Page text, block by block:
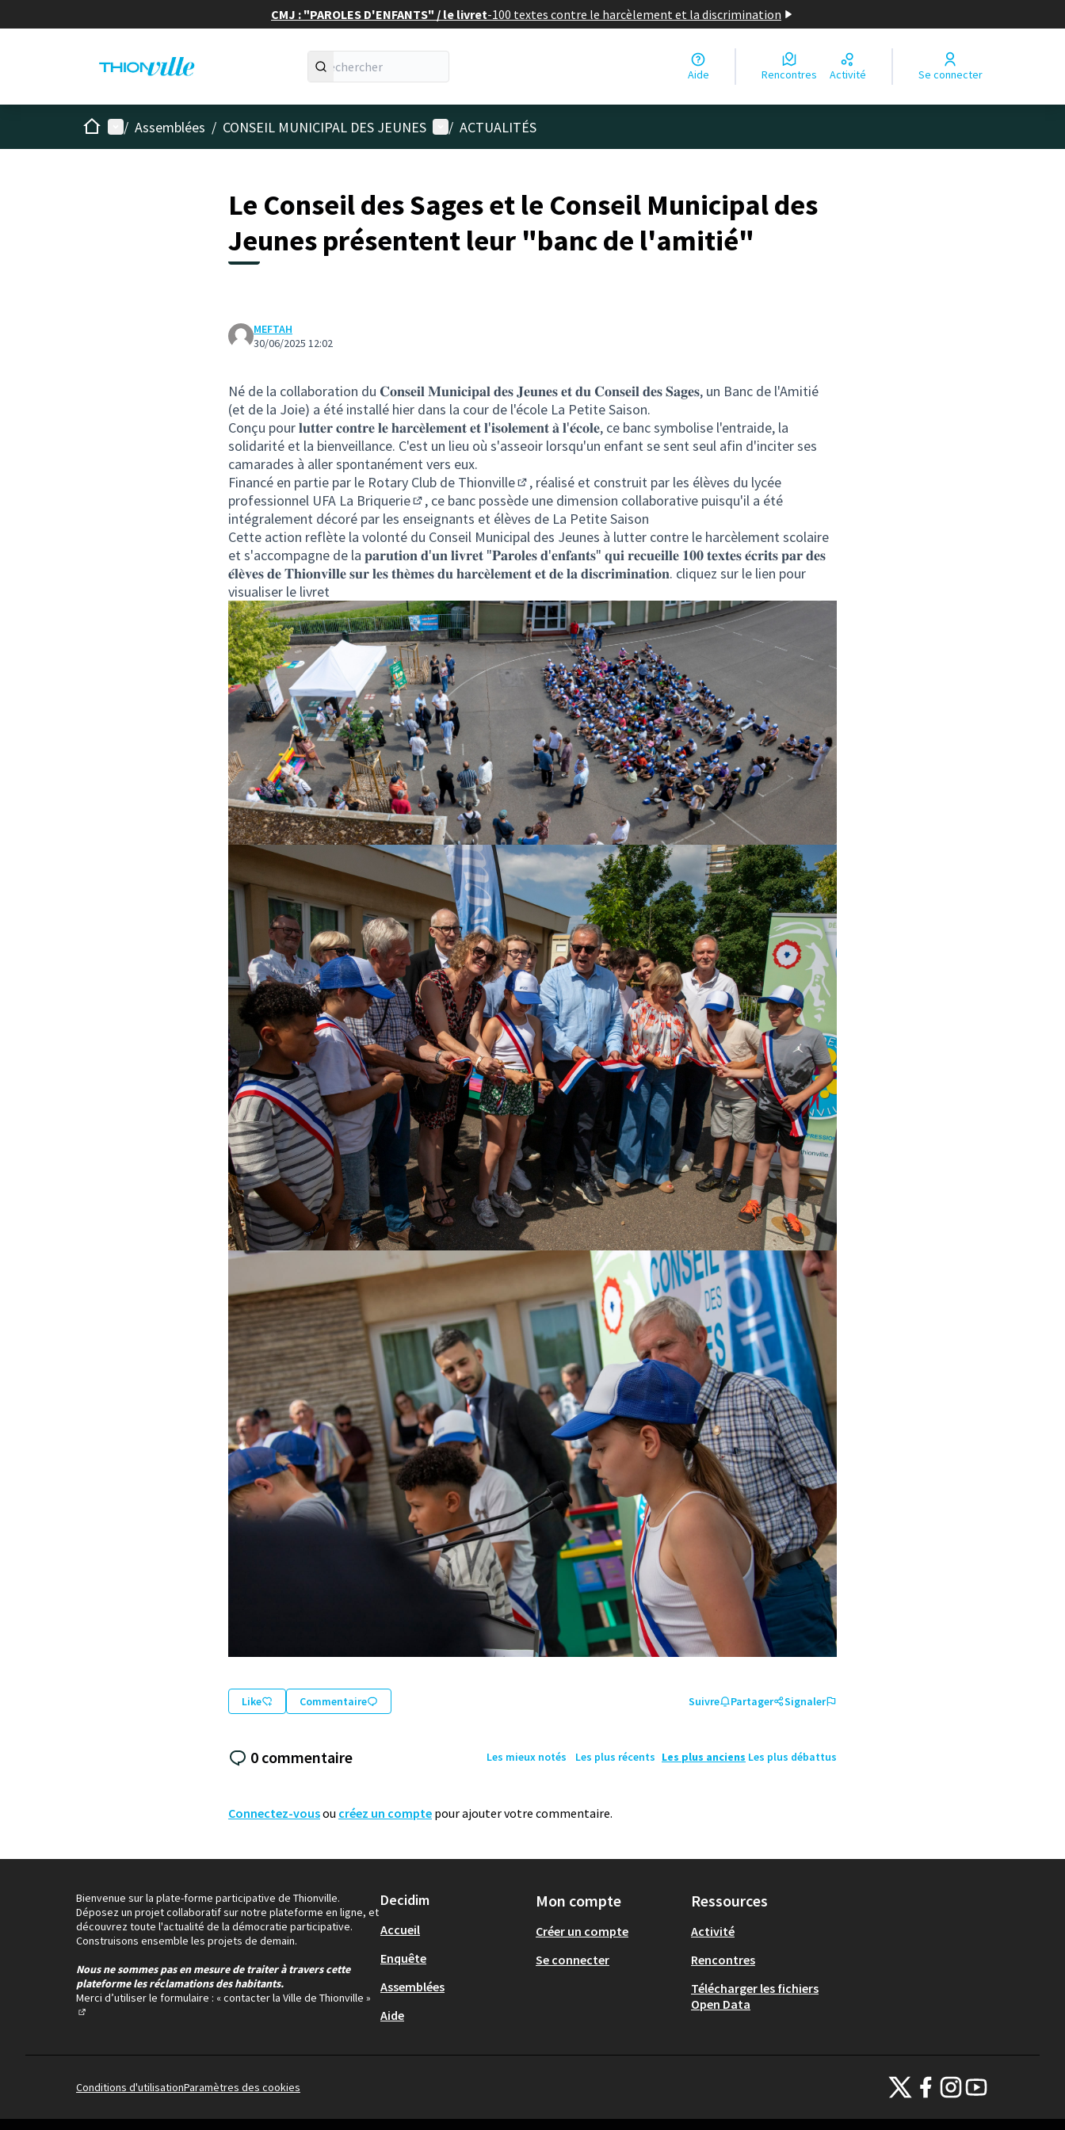
CMJ : "PAROLES D'ENFANTS" / le livret-100 textes contre le harcèlement et la discrimination
Aide Rencontres Activité Se connecter
AccueilMenu principal
/ Assemblées / CONSEIL MUNICIPAL DES JEUNES Menu utilisateur
/ ACTUALITÉS
Le Conseil des Sages et le Conseil Municipal des
Jeunes présentent leur "banc de l'amitié"
MEFTAH
30/06/2025 12:02
Né de la collaboration du 𝐂𝐨𝐧𝐬𝐞𝐢𝐥 𝐌𝐮𝐧𝐢𝐜𝐢𝐩𝐚𝐥 𝐝𝐞𝐬 𝐉𝐞𝐮𝐧𝐞𝐬 𝐞𝐭 𝐝𝐮 𝐂𝐨𝐧𝐬𝐞𝐢𝐥 𝐝𝐞𝐬 𝐒𝐚𝐠𝐞𝐬, un Banc de l'Amitié
(et de la Joie) a été installé hier dans la cour de l'école La Petite Saison.
Conçu pour 𝐥𝐮𝐭𝐭𝐞𝐫 𝐜𝐨𝐧𝐭𝐫𝐞 𝐥𝐞 𝐡𝐚𝐫𝐜𝐞̀𝐥𝐞𝐦𝐞𝐧𝐭 𝐞𝐭 𝐥'𝐢𝐬𝐨𝐥𝐞𝐦𝐞𝐧𝐭 𝐚̀ 𝐥'𝐞́𝐜𝐨𝐥𝐞, ce banc symbolise l'entraide, la
solidarité et la bienveillance. C'est un lieu où s'asseoir lorsqu'un enfant se sent seul afin d'inciter ses
camarades à aller spontanément vers eux.
Financé en partie par le Rotary Club de Thionville
(Lien externe)
, réalisé et construit par les élèves du lycée
professionnel UFA La Briquerie
(Lien externe)
, ce banc possède une dimension collaborative puisqu'il a été
intégralement décoré par les enseignants et élèves de La Petite Saison
Cette action reflète la volonté du Conseil Municipal des Jeunes à lutter contre le harcèlement scolaire
et s'accompagne de la 𝐩𝐚𝐫𝐮𝐭𝐢𝐨𝐧 𝐝'𝐮𝐧 𝐥𝐢𝐯𝐫𝐞𝐭 "𝐏𝐚𝐫𝐨𝐥𝐞𝐬 𝐝'𝐞𝐧𝐟𝐚𝐧𝐭𝐬" 𝐪𝐮𝐢 𝐫𝐞𝐜𝐮𝐞𝐢𝐥𝐥𝐞 𝟏𝟎𝟎 𝐭𝐞𝐱𝐭𝐞𝐬 𝐞́𝐜𝐫𝐢𝐭𝐬 𝐩𝐚𝐫 𝐝𝐞𝐬
𝐞́𝐥𝐞̀𝐯𝐞𝐬 𝐝𝐞 𝐓𝐡𝐢𝐨𝐧𝐯𝐢𝐥𝐥𝐞 𝐬𝐮𝐫 𝐥𝐞𝐬 𝐭𝐡𝐞̀𝐦𝐞𝐬 𝐝𝐮 𝐡𝐚𝐫𝐜𝐞̀𝐥𝐞𝐦𝐞𝐧𝐭 𝐞𝐭 𝐝𝐞 𝐥𝐚 𝐝𝐢𝐬𝐜𝐫𝐢𝐦𝐢𝐧𝐚𝐭𝐢𝐨𝐧. cliquez sur le lien pour
visualiser le livret
Like Commentaire Suivre Partager Signaler
0 commentaire Les mieux notés Les plus récents Les plus anciens Les plus débattus
Connectez-vousou créez un compte pour ajouter votre commentaire.
Bienvenue sur la plate-forme participative de Thionville.
Déposez un projet collaboratif sur notre plateforme en ligne, et
découvrez toute l'actualité de la démocratie participative.
Construisons ensemble les projets de demain.
Nous ne sommes pas en mesure de traiter à travers cette
plateforme les réclamations des habitants.
Merci d’utiliser le formulaire : « contacter la Ville de Thionville »
Decidim
Accueil
Enquête
Assemblées
Aide
Mon compte
Créer un compte
Se connecter
Ressources
Activité
Rencontres
Télécharger les fichiers
Open Data
Conditions d'utilisationParamètres des cookies
Thionville sur X
Thionville sur Facebook
Thionville sur Instagram
Thionville sur